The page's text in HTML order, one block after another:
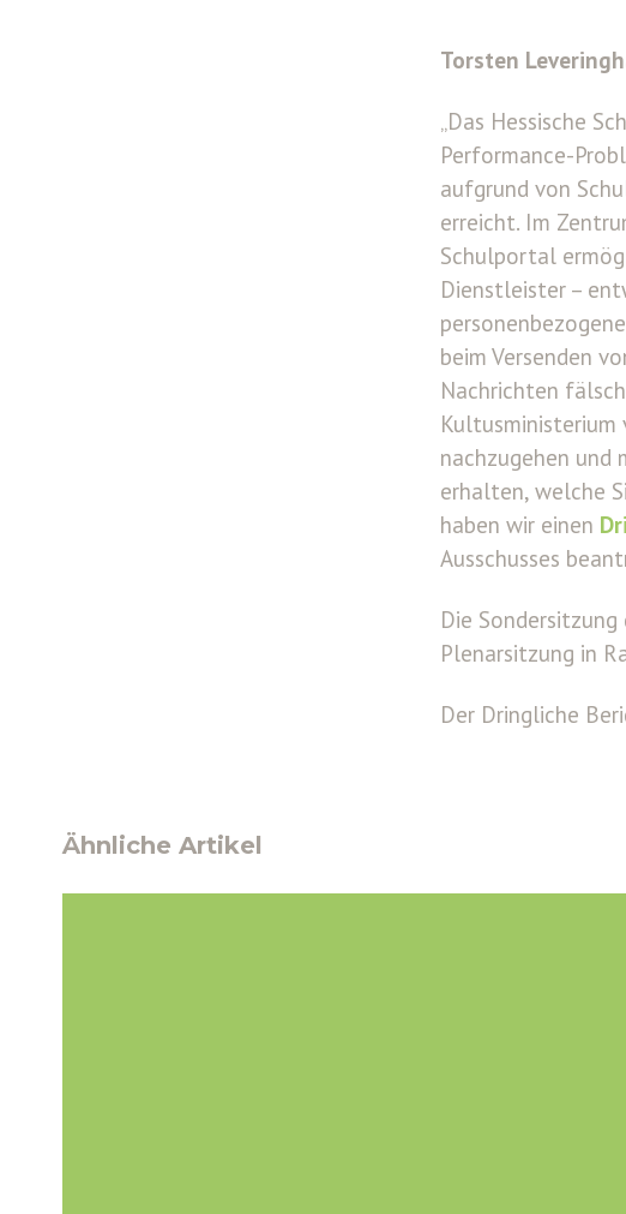
Torsten
„Das Hessische
Performance-
aufgrund von
erreicht. Im
Schulportal
Dienstleister –
beim Versenden
Nachrichten
nachzugehen
erhalten, welche
haben wir einen
Ausschusses
Die
Plenarsitzung in
Der Dringliche
Ähnliche Artikel